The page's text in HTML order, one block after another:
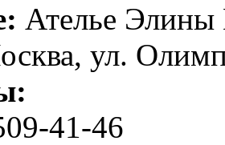
Ателье Элины
ул.
41-46